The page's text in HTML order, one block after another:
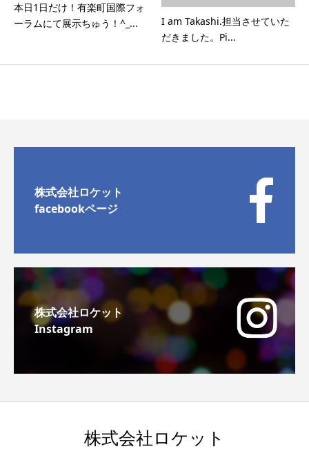
本日1日だけ！有楽町国際フォ
ーラムにて展示ちゅう！^_...
I am Takashi.担当させていた
だきました。Pi...
株式会社ロケット
facebookページ
株式会社ロケット
Instagram
株式会社ロケット